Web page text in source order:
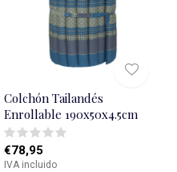
Colchón Tailandés
Enrollable 190x50x4.5cm
€78,95
IVA incluido